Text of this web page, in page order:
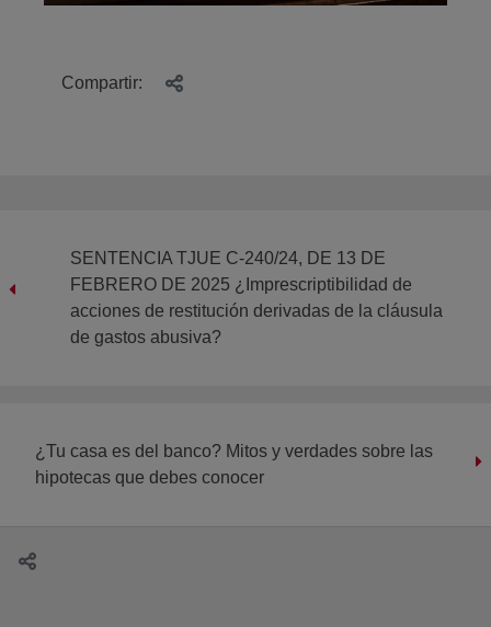
Compartir:
SENTENCIA TJUE C-240/24, DE 13 DE
FEBRERO DE 2025 ¿Imprescriptibilidad de
acciones de restitución derivadas de la cláusula
de gastos abusiva?
¿Tu casa es del banco? Mitos y verdades sobre las
hipotecas que debes conocer